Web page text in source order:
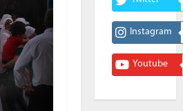
Instagram
Youtube